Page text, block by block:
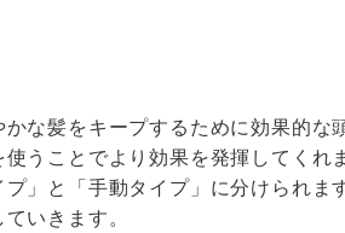
な髪をキープするために効果的な
うことでより効果を発揮してくれ
」と「手動タイプ」に分けられま
いきます。